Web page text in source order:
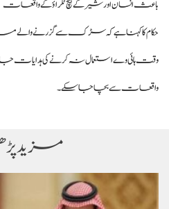
باعث انسان اور شیر کے بیچ ٹکراؤ کے واقعات
حکام کا کہنا ہے کہ سڑک سے گزرنے والے
وقت ہائی وے استعمال نہ کرنے کی ہدایات
واقعات سے بچا جا سکے۔
مزید